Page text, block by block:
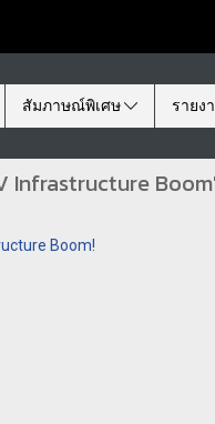
สัมภาษณ์พิเศษ รายง
Infrastructure
Boom!